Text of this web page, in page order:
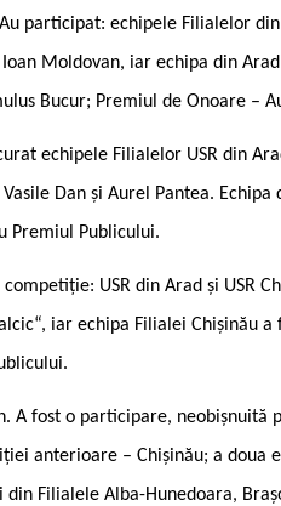
participat: echipele Filialelor
Moldovan, iar echipa din
Bucur; Premiul de Onoare –
echipele Filialelor USR din
Vasile Dan și Aurel Pantea.
Premiul Publicului.
USR din Arad și USR
iar echipa Filialei Chișinău
A fost o participare, neobișnuită
anterioare – Chișinău; a doua
din Filialele Alba-Hunedoara,